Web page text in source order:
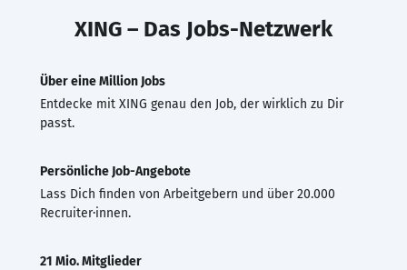
XING – Das Jobs-Netzwerk
Über eine Million Jobs
Entdecke mit XING genau den Job, der wirklich zu Dir
passt.
Persönliche Job-Angebote
Lass Dich finden von Arbeitgebern und über 20.000
Recruiter·innen.
21 Mio. Mitglieder